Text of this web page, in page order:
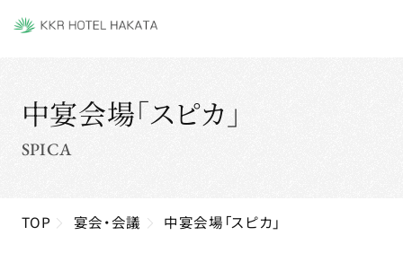
中宴会場「スピカ」
SPICA
TOP 宴会・会議 中宴会場「スピカ」